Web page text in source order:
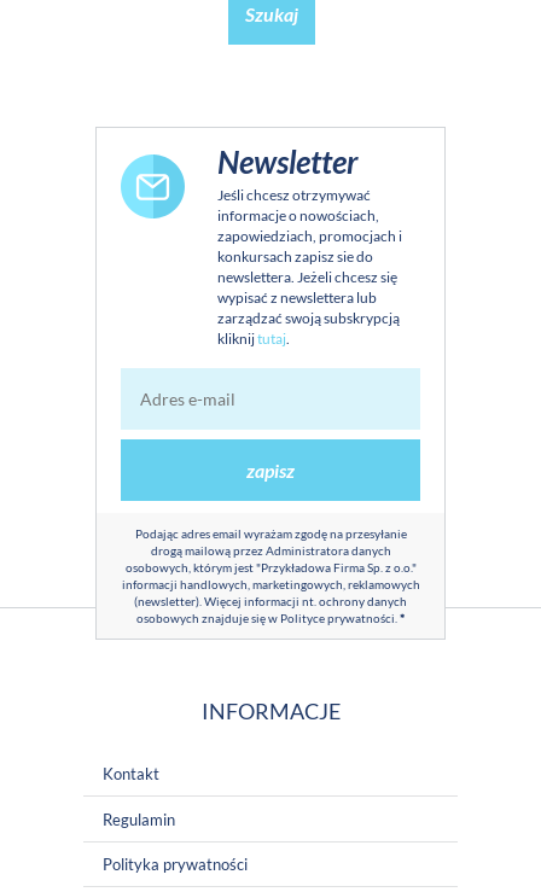
Szukaj
Newsletter
Jeśli chcesz otrzymywać
informacje o nowościach,
zapowiedziach, promocjach i
konkursach zapisz sie do
newslettera. Jeżeli chcesz się
wypisać z newslettera lub
zarządzać swoją subskrypcją
kliknijtutaj.
zapisz
Podając adres email wyrażam zgodę na przesyłanie
drogą mailową przez Administratora danych
osobowych, którym jest "Przykładowa Firma Sp. z o.o."
informacji handlowych, marketingowych, reklamowych
(newsletter). Więcej informacji nt. ochrony danych
osobowych znajduje się w Polityce prywatności *
INFORMACJE
Kontakt
Regulamin
Polityka prywatności